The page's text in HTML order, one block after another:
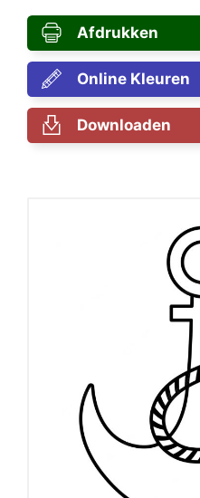
Afdrukken
Online Kleuren
Downloaden